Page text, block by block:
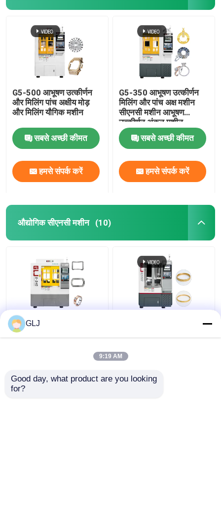
G5-500 आभूषण उत्कीर्णन
और मिलिंग पांच अक्षीय मोड़
और मिलिंग यौगिक मशीन
सबसे अच्छी कीमत
हमसे संपर्क करें
G5-350 आभूषण उत्कीर्णन
मिलिंग और पांच अक्ष मशीन
सीएनसी मशीन आभूषण
उत्कीर्णन अंकन मशीन
सबसे अच्छी कीमत
हमसे संपर्क करें
औद्योगिक सीएनसी मशीन (10)
G5-240 चार-स्टेशन 5-अक्ष
मशीन
GLJ
9:19 AM
Good day, what product are you looking
for?